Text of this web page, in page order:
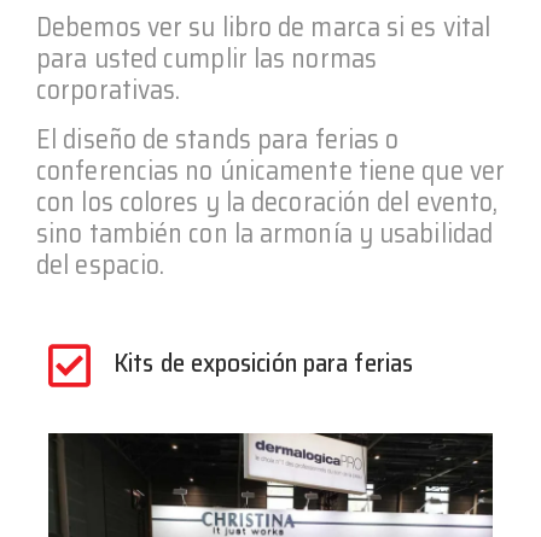
Debemos ver su libro de marca si es vital
para usted cumplir las normas
corporativas.
El diseño de stands para ferias o
conferencias no únicamente tiene que ver
con los colores y la decoración del evento,
sino también con la armonía y usabilidad
del espacio.
Kits de exposición para ferias